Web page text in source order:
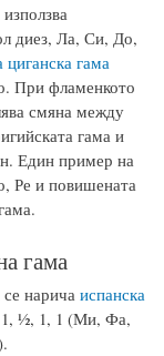
диез, Ла, Си, До,
циганска гама
При фламенкото
смяна между
гама и
Един пример на
Ре и повишената
гама
нарича испанска
½, 1, 1 (Ми, Фа,